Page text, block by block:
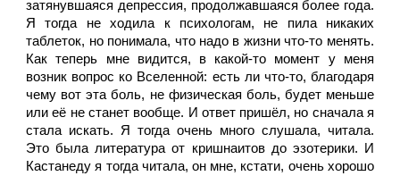
затянувшаяся депрессия, продолжавшаяся более года.
Я тогда не ходила к психологам, не пила никаких
таблеток, но понимала, что надо в жизни что-то менять.
Как теперь мне видится, в какой-то момент у меня
возник вопрос ко Вселенной: есть ли что-то, благодаря
чему вот эта боль, не физическая боль, будет меньше
или её не станет вообще. И ответ пришёл, но сначала я
стала искать. Я тогда очень много слушала, читала.
Это была литература от кришнаитов до эзотерики. И
Кастанеду я тогда читала, он мне, кстати, очень хорошо